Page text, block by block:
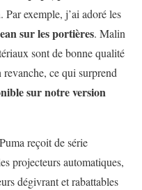
. Par exemple, j’ai adoré les
sur les portières. Malin
sont de bonne qualité
revanche, ce qui surprend
sur notre version
reçoit de série
projecteurs automatiques,
dégivrant et rabattables